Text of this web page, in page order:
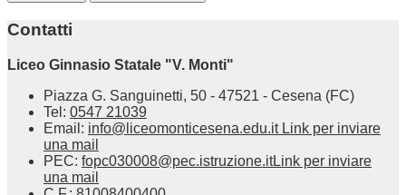
Contatti
Liceo Ginnasio Statale "V. Monti"
Piazza G. Sanguinetti, 50 - 47521 - Cesena (FC)
Tel: 0547 21039
Email: info@liceomonticesena.edu.it Link per inviare
una mail
PEC: fopc030008@pec.istruzione.itLink per inviare
una mail